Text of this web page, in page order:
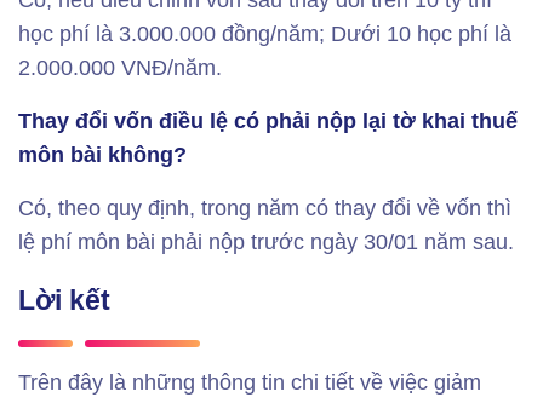
học phí là 3.000.000 đồng/năm; Dưới 10 học phí là
2.000.000 VNĐ/năm.
Thay đổi vốn điều lệ có phải nộp lại tờ khai thuế
môn bài không?
Có, theo quy định, trong năm có thay đổi về vốn thì
lệ phí môn bài phải nộp trước ngày 30/01 năm sau.
Lời kết
Trên đây là những thông tin chi tiết về việc giảm